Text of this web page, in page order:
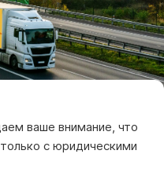
ваше внимание, что
с юридическими